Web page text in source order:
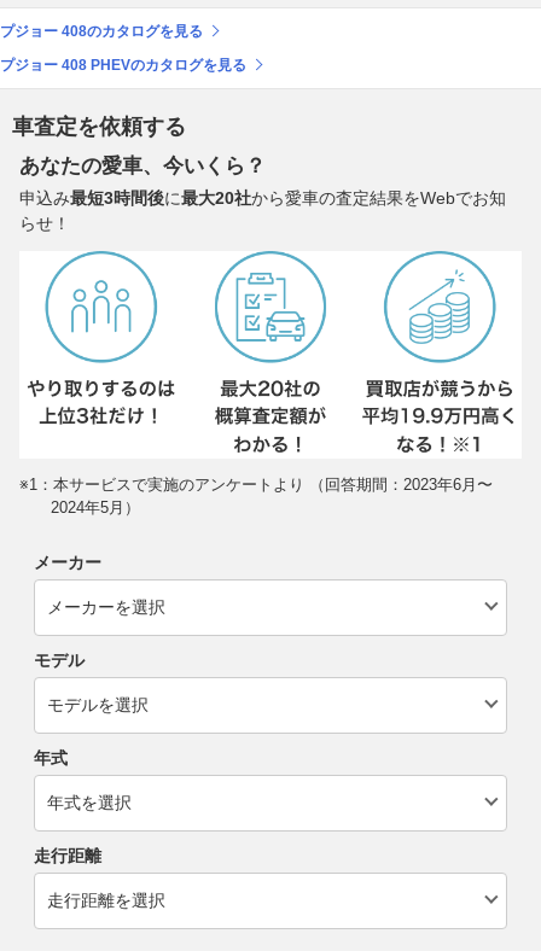
プジョー 408のカタログを見る
プジョー 408 PHEVのカタログを見る
車査定を依頼する
あなたの愛車、今いくら？
申込み最短3時間後に最大20社から愛車の査定結果をWebでお知
らせ！
※1：本サービスで実施のアンケートより （回答期間：2023年6月〜
2024年5月）
メーカー
モデル
年式
走行距離